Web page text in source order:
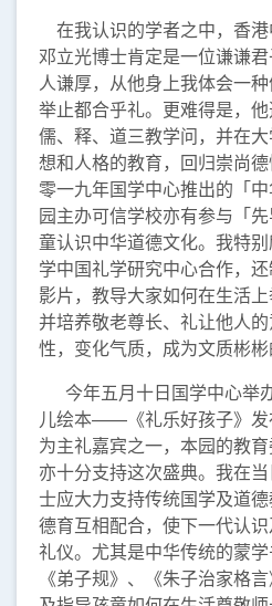
在我认识的学者之中，香
邓立光博士肯定是一位谦谦
人谦厚，从他身上我体会一
举止都合乎礼。更难得是，
儒、释、道三教学问，并在
想和人格的教育，回归崇尚
零一九年国学中心推出的「
园主办可信学校亦有参与「
童认识中华道德文化。我特
学中国礼学研究中心合作，还
影片，教导大家如何在生活上
并培养敬老尊长、礼让他人
性，变化气质，成为文质彬彬
今年五月十日国学中心举
儿绘本——《礼乐好孩子》发
为主礼嘉宾之一，本园的教
亦十分支持这次盛典。我在
士应大力支持传统国学及道
德育互相配合，使下一代认
礼仪。尤其是中华传统的蒙学
《弟子规》、《朱子治家格